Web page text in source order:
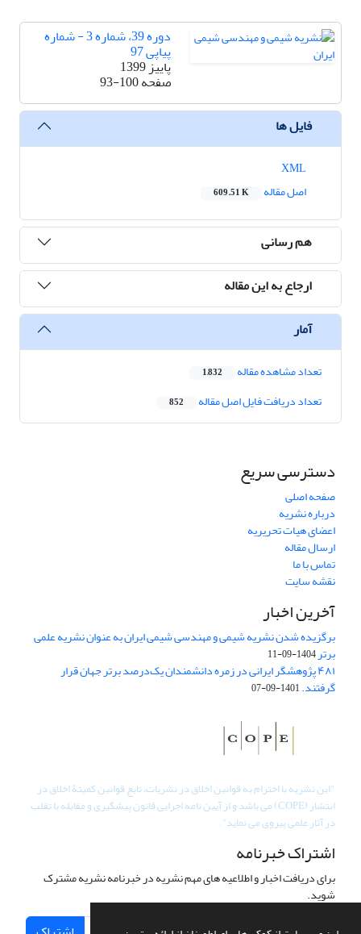
دوره 39، شماره 3 - شماره
پیاپی 97
پاییز 1399
صفحه93-100
فایل ها
اصل مقاله
609.51 K
هم رسانی
ارجاع به این مقاله
آمار
تعداد مشاهده مقاله 1,832
تعداد دریافت فایل اصل مقاله 852
دسترسی سریع
صفحه اصلی
درباره نشریه
اعضای هیات تحریریه
ارسال مقاله
تماس با ما
نقشه سایت
آخرین اخبار
برگزیده شدن نشریه شیمی و مهندسی شیمی ایران به عنوان نشریه علمی
برتر1404-09-11
۴۸۱ پژوهشگر ایرانی در زمره دانشمندان یک‌درصد برتر جهان قرار
گرفتند.1401-09-07
"این نشریه با احترام به قوانین اخلاق در نشریات، تابع قوانین کمیتۀ اخلاق در
انتشار (COPE) می باشد و از آیین نامه اجرایی قانون پیشگیری و مقابله با تقلب
در آثار علمی پیروی می نماید".
اشتراک خبرنامه
برای دریافت اخبار و اطلاعیه های مهم نشریه در خبرنامه نشریه مشترک
شوید.